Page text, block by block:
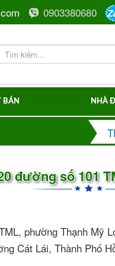
0903380680
BÁN NHÀ
đường số 101
phường Thạnh Mỹ
Cát Lái, Thành Phố